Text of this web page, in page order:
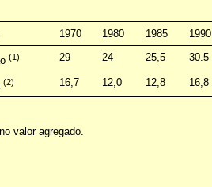
1970 1980 1985 1990
(1) 29 24 25,5 30.5
(2) 16,7 12,0 12,8 16,8
valor agregado.